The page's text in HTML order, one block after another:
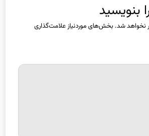
بنویسید
نخواهد شد. بخش‌های موردنیاز علامت‌گذاری